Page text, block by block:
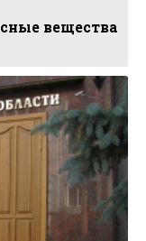
вещества